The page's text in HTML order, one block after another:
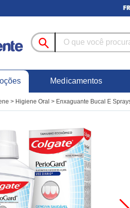
Medicamentos
> Higiene Oral > Enxaguante Bucal E